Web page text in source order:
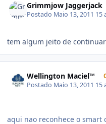
Grimmjow Jaggerjack
Postado Maio 13, 2011 15
tem algum jeito de
Wellington Maciel™
Postado Maio 13, 2011 15
aqui nao reconhece o smart